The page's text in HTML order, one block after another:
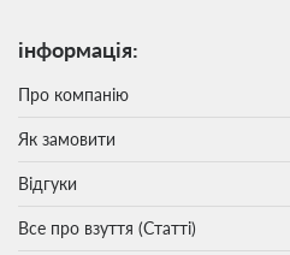
інформація:
Про компанію
Як замовити
Відгуки
Все про взуття (Статті)